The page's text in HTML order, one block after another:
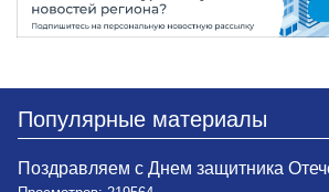
Популярные материалы
Поздравляем с Днем защитника